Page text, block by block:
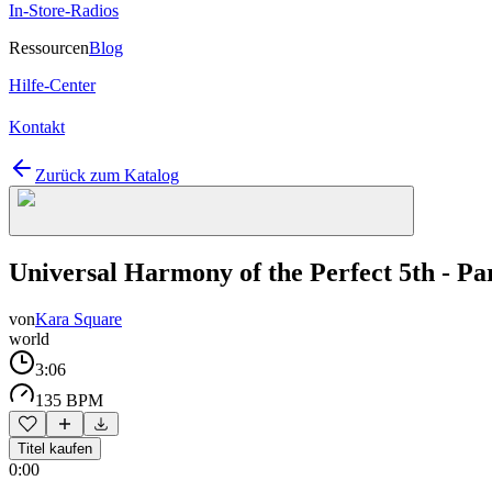
In-Store-Radios
RessourcenBlog
Hilfe-Center
Kontakt
Zurück zum Katalog
Universal Harmony of the Perfect 5th -
vonKara Square
world
3:06
135 BPM
Titel kaufen
0:00